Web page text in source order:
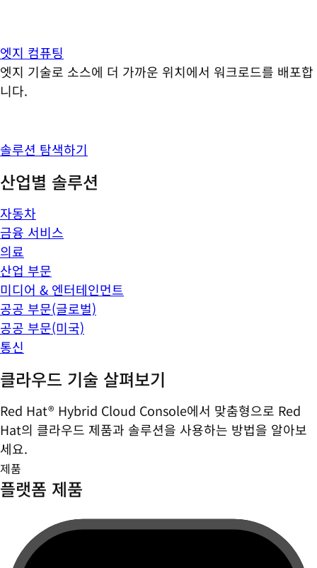
엣지 컴퓨팅
엣지 기술로 소스에 더 가까운 위치에서 워크로드를 배포합
니다.
솔루션 탐색하기
산업별 솔루션
자동차
금융 서비스
의료
산업 부문
미디어 & 엔터테인먼트
공공 부문(글로벌)
공공 부문(미국)
통신
클라우드 기술 살펴보기
Red Hat® Hybrid Cloud Console에서 맞춤형으로 Red
Hat의 클라우드 제품과 솔루션을 사용하는 방법을 알아보
세요.
제품
플랫폼 제품